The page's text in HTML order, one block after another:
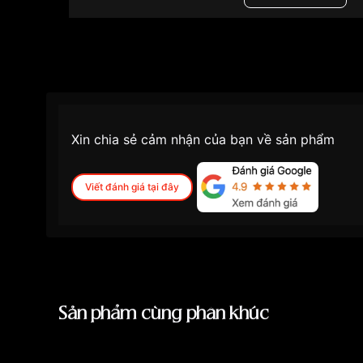
Xin chia sẻ cảm nhận của bạn về sản phẩm
Viết đánh giá tại đây
Sản phẩm cùng phân khúc